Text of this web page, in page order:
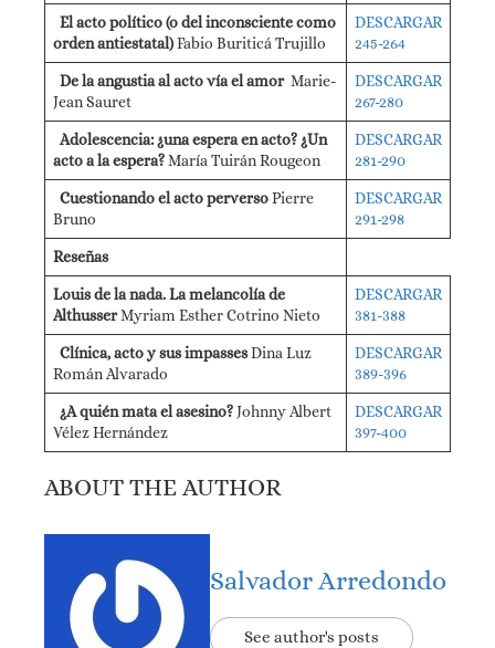
El acto político (o del inconsciente como
orden antiestatal)Fabio Buriticá Trujillo
DESCARGAR
245-264
De la angustia al acto vía el amorMarie-
Jean Sauret
DESCARGAR
267-280
Adolescencia: ¿una espera en acto? ¿Un
acto a la espera?María Tuirán Rougeon
DESCARGAR
281-290
Cuestionando el acto perversoPierre
Bruno
DESCARGAR
291-298
Reseñas
Louis de la nada. La melancolía de
AlthusserMyriam Esther Cotrino Nieto
DESCARGAR
381-388
Clínica, acto y sus impassesDina Luz
Román Alvarado
DESCARGAR
389-396
¿A quién mata el asesino?Johnny Albert
Vélez Hernández
DESCARGAR
397-400
ABOUT THE AUTHOR
Salvador Arredondo
See author's posts